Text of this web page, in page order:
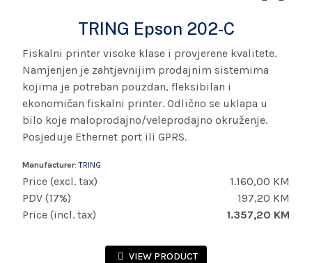
TRING Epson 202-C
Fiskalni printer visoke klase i provjerene kvalitete.
Namjenjen je zahtjevnijim prodajnim sistemima
kojima je potreban pouzdan, fleksibilan i
ekonomičan fiskalni printer. Odlično se uklapa u
bilo koje maloprodajno/veleprodajno okruženje.
Posjeduje Ethernet port ili GPRS.
Manufacturer:TRING
Price (excl. tax)
1.160,00 KM
PDV (17%)
197,20 KM
Price (incl. tax)
1.357,20 KM
VIEW PRODUCT